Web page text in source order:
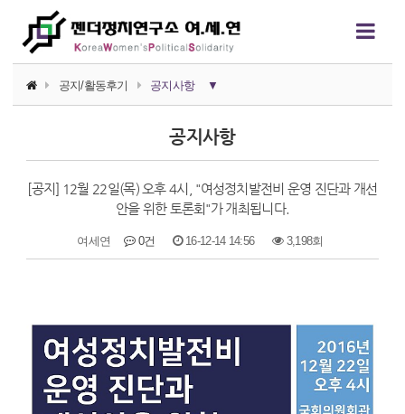
공지/활동후기 공지사항 ▼
활동후기
활동가 소식
공지사항
[공지] 12월 22일(목) 오후 4시, "여성정치발전비 운영 진단과 개선
안을 위한 토론회"가 개최됩니다.
여세연 0건 16-12-14 14:56 3,198회